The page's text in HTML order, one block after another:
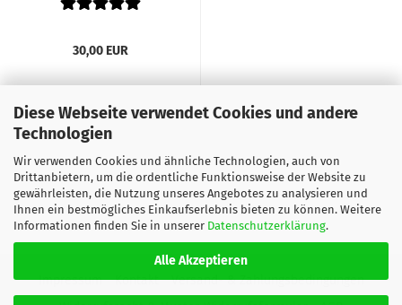
Diese Webseite verwendet Cookies und andere
Technologien
Wir verwenden Cookies und ähnliche Technologien, auch von
Drittanbietern, um die ordentliche Funktionsweise der Website zu
gewährleisten, die Nutzung unseres Angebotes zu analysieren und
Ihnen ein bestmögliches Einkaufserlebnis bieten zu können. Weitere
Informationen finden Sie in unserer Datenschutzerklärung.
Alle Akzeptieren
30,00 EUR
Impressum Kontakt
Versand- & Zahlungsbedingungen